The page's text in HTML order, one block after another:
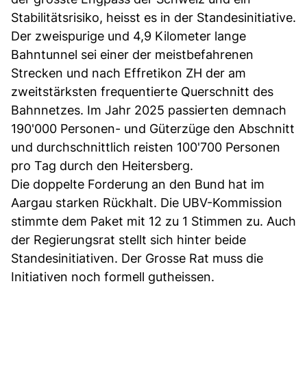
Stabilitätsrisiko, heisst es in der Standesinitiative.
Der zweispurige und 4,9 Kilometer lange
Bahntunnel sei einer der meistbefahrenen
Strecken und nach Effretikon ZH der am
zweitstärksten frequentierte Querschnitt des
Bahnnetzes. Im Jahr 2025 passierten demnach
190'000 Personen- und Güterzüge den Abschnitt
und durchschnittlich reisten 100'700 Personen
pro Tag durch den Heitersberg.
Die doppelte Forderung an den Bund hat im
Aargau starken Rückhalt. Die UBV-Kommission
stimmte dem Paket mit 12 zu 1 Stimmen zu. Auch
der Regierungsrat stellt sich hinter beide
Standesinitiativen. Der Grosse Rat muss die
Initiativen noch formell gutheissen.